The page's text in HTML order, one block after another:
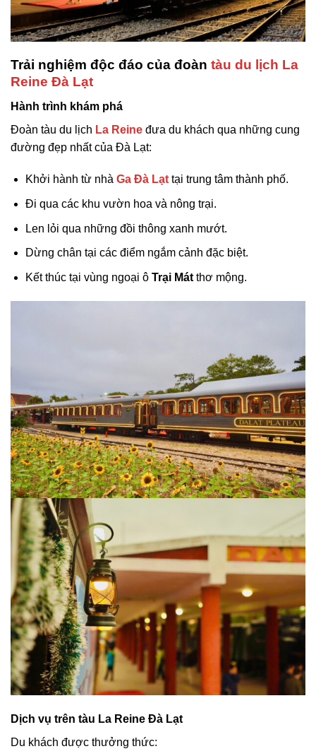
Trải nghiệm độc đáo của đoàn tàu du lịch La
Reine Đà Lạt
Hành trình khám phá
Đoàn tàu du lịch La Reine đưa du khách qua những cung
đường đẹp nhất của Đà Lạt:
Khởi hành từ nhà Ga Đà Lạttại trung tâm thành phố.
Đi qua các khu vườn hoa và nông trại.
Len lỏi qua những đồi thông xanh mướt.
Dừng chân tại các điểm ngắm cảnh đặc biệt.
Kết thúc tại vùng ngoại ô Trại Mátthơ mộng.
Dịch vụ trên tàu La Reine Đà Lạt
Du khách được thưởng thức: